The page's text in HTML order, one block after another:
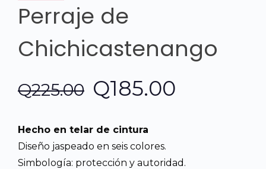
Perraje de
Chichicastenango
Q225.00 El
precio
original
Q185.00
Hecho en telar de cintura
Diseño jaspeado en seis colores.
Simbología: protección y autoridad.